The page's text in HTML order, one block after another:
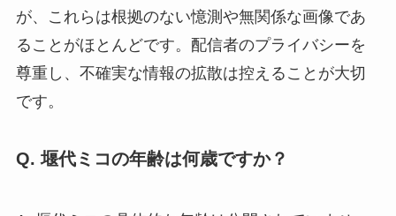
が、これらは根拠のない憶測や無関係な画像であ
ることがほとんどです。配信者のプライバシーを
尊重し、不確実な情報の拡散は控えることが大切
です。
Q. 堰代ミコの年齢は何歳ですか？